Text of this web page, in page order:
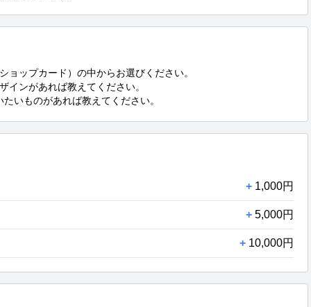
ョップカード）の中からお選びください。
インがあれば教えてください。
いものがあれば教えてください。
+ 1,000円
+ 5,000円
+ 10,000円